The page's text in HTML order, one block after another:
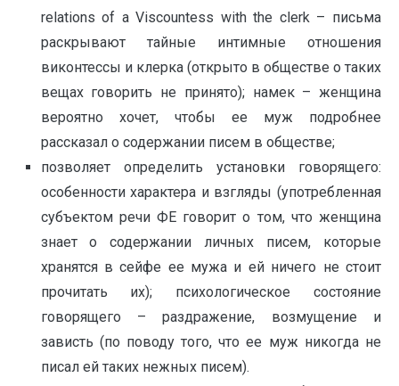
relations of a Viscountess with the clerk – письма
раскрывают тайные интимные отношения
виконтессы и клерка (открыто в обществе о таких
вещах говорить не принято); намек – женщина
вероятно хочет, чтобы ее муж подробнее
рассказал о содержании писем в обществе;
позволяет определить установки говорящего:
особенности характера и взгляды (употребленная
субъектом речи ФЕ говорит о том, что женщина
знает о содержании личных писем, которые
хранятся в сейфе ее мужа и ей ничего не стоит
прочитать их); психологическое состояние
говорящего – раздражение, возмущение и
зависть (по поводу того, что ее муж никогда не
писал ей таких нежных писем).